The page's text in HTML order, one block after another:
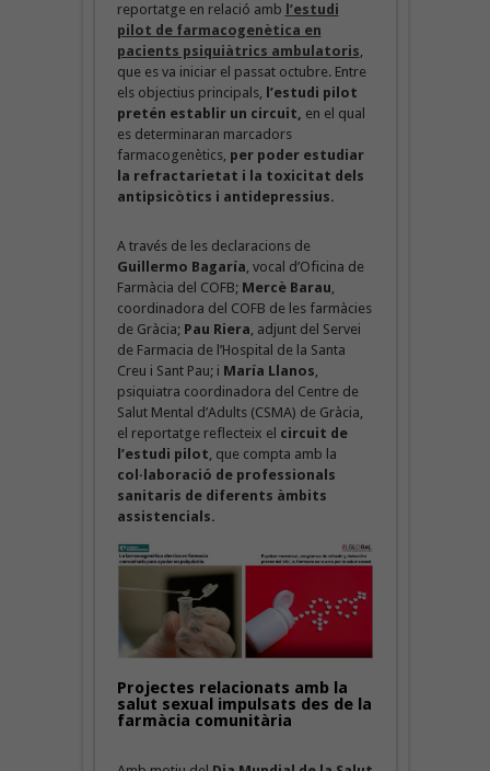
reportatge en relació amb l’estudi
pilot de farmacogenètica en
pacients psiquiàtrics ambulatoris,
que es va iniciar el passat octubre. Entre
els objectius principals, l’estudi pilot
pretén establir un circuit, en el qual
es determinaran marcadors
farmacogenètics, per poder estudiar
la refractarietat i la toxicitat dels
antipsicòtics i antidepressius.
A través de les declaracions de
Guillermo Bagaría, vocal d’Oficina de
Farmàcia del COFB; Mercè Barau,
coordinadora del COFB de les farmàcies
de Gràcia; Pau Riera, adjunt del Servei
de Farmacia de l’Hospital de la Santa
Creu i Sant Pau; i María Llanos,
psiquiatra coordinadora del Centre de
Salut Mental d’Adults (CSMA) de Gràcia,
el reportatge reflecteix el circuit de
l’estudi pilot, que compta amb la
col·laboració de professionals
sanitaris de diferents àmbits
assistencials.
Projectes relacionats amb la
salut sexual impulsats des de la
farmàcia comunitària